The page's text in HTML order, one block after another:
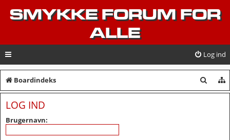
SMYKKE FORUM FOR
ALLE
Log ind
Boardindeks
ø
LOG IND
Brugernavn: